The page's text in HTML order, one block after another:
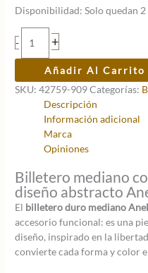
original
era:
30,95 €.
actual
Disponibilidad: Solo quedan
-
Billetero
duro
mediano
Eikon
cantidad
+
Añadir Al Carrito
SKU:42759-909Categorías:
Descripción
Información adicional
Marca
Opiniones
Billetero mediano
diseño abstracto
El billetero duro mediano
accesorio funcional: es una
diseño, inspirado en la
convierte cada forma y color